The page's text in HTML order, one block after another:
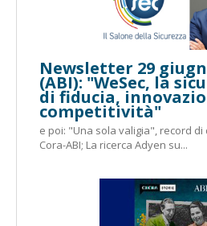
Newsletter 29
(ABI): "WeSec, la
di fiducia,
competitività"
e poi: "Una sola valigia", record
Cora-ABI; La ricerca Adyen su...